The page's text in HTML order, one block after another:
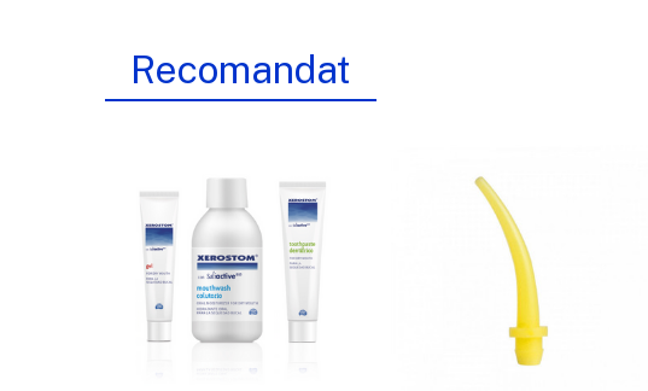
Recomandat
VIZUALIZARE RAPIDĂ VIZUALIZARE RAPIDĂ